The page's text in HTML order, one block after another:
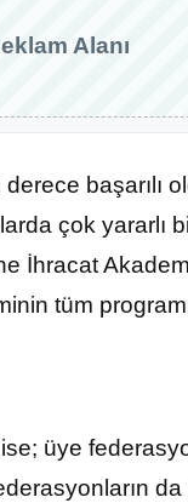
Alanı
başarılı
çok yararlı
İhracat
tüm
üye